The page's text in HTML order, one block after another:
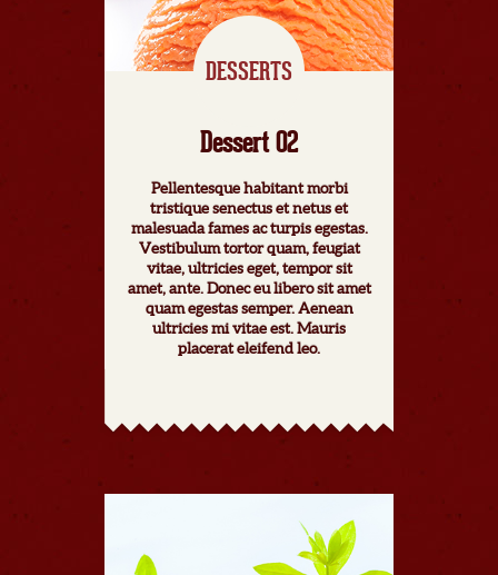
DESSERTS
Dessert 02
Pellentesque habitant morbi
tristique senectus et netus et
malesuada fames ac turpis egestas.
Vestibulum tortor quam, feugiat
vitae, ultricies eget, tempor sit
amet, ante. Donec eu libero sit amet
quam egestas semper. Aenean
ultricies mi vitae est. Mauris
placerat eleifend leo.